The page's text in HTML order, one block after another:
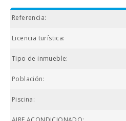
Referencia:
Licencia turística:
Tipo de inmueble:
Población:
Piscina: